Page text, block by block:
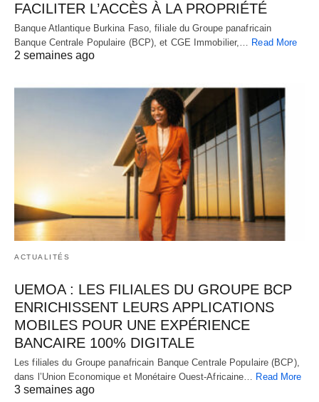
FACILITER L’ACCÈS À LA PROPRIÉTÉ
Banque Atlantique Burkina Faso, filiale du Groupe panafricain
Banque Centrale Populaire (BCP), et CGE Immobilier,… Read More
2 semaines ago
ACTUALITÉS
UEMOA : LES FILIALES DU GROUPE BCP
ENRICHISSENT LEURS APPLICATIONS
MOBILES POUR UNE EXPÉRIENCE
BANCAIRE 100% DIGITALE
Les filiales du Groupe panafricain Banque Centrale Populaire (BCP),
dans l’Union Economique et Monétaire Ouest-Africaine…
Read More
3 semaines ago